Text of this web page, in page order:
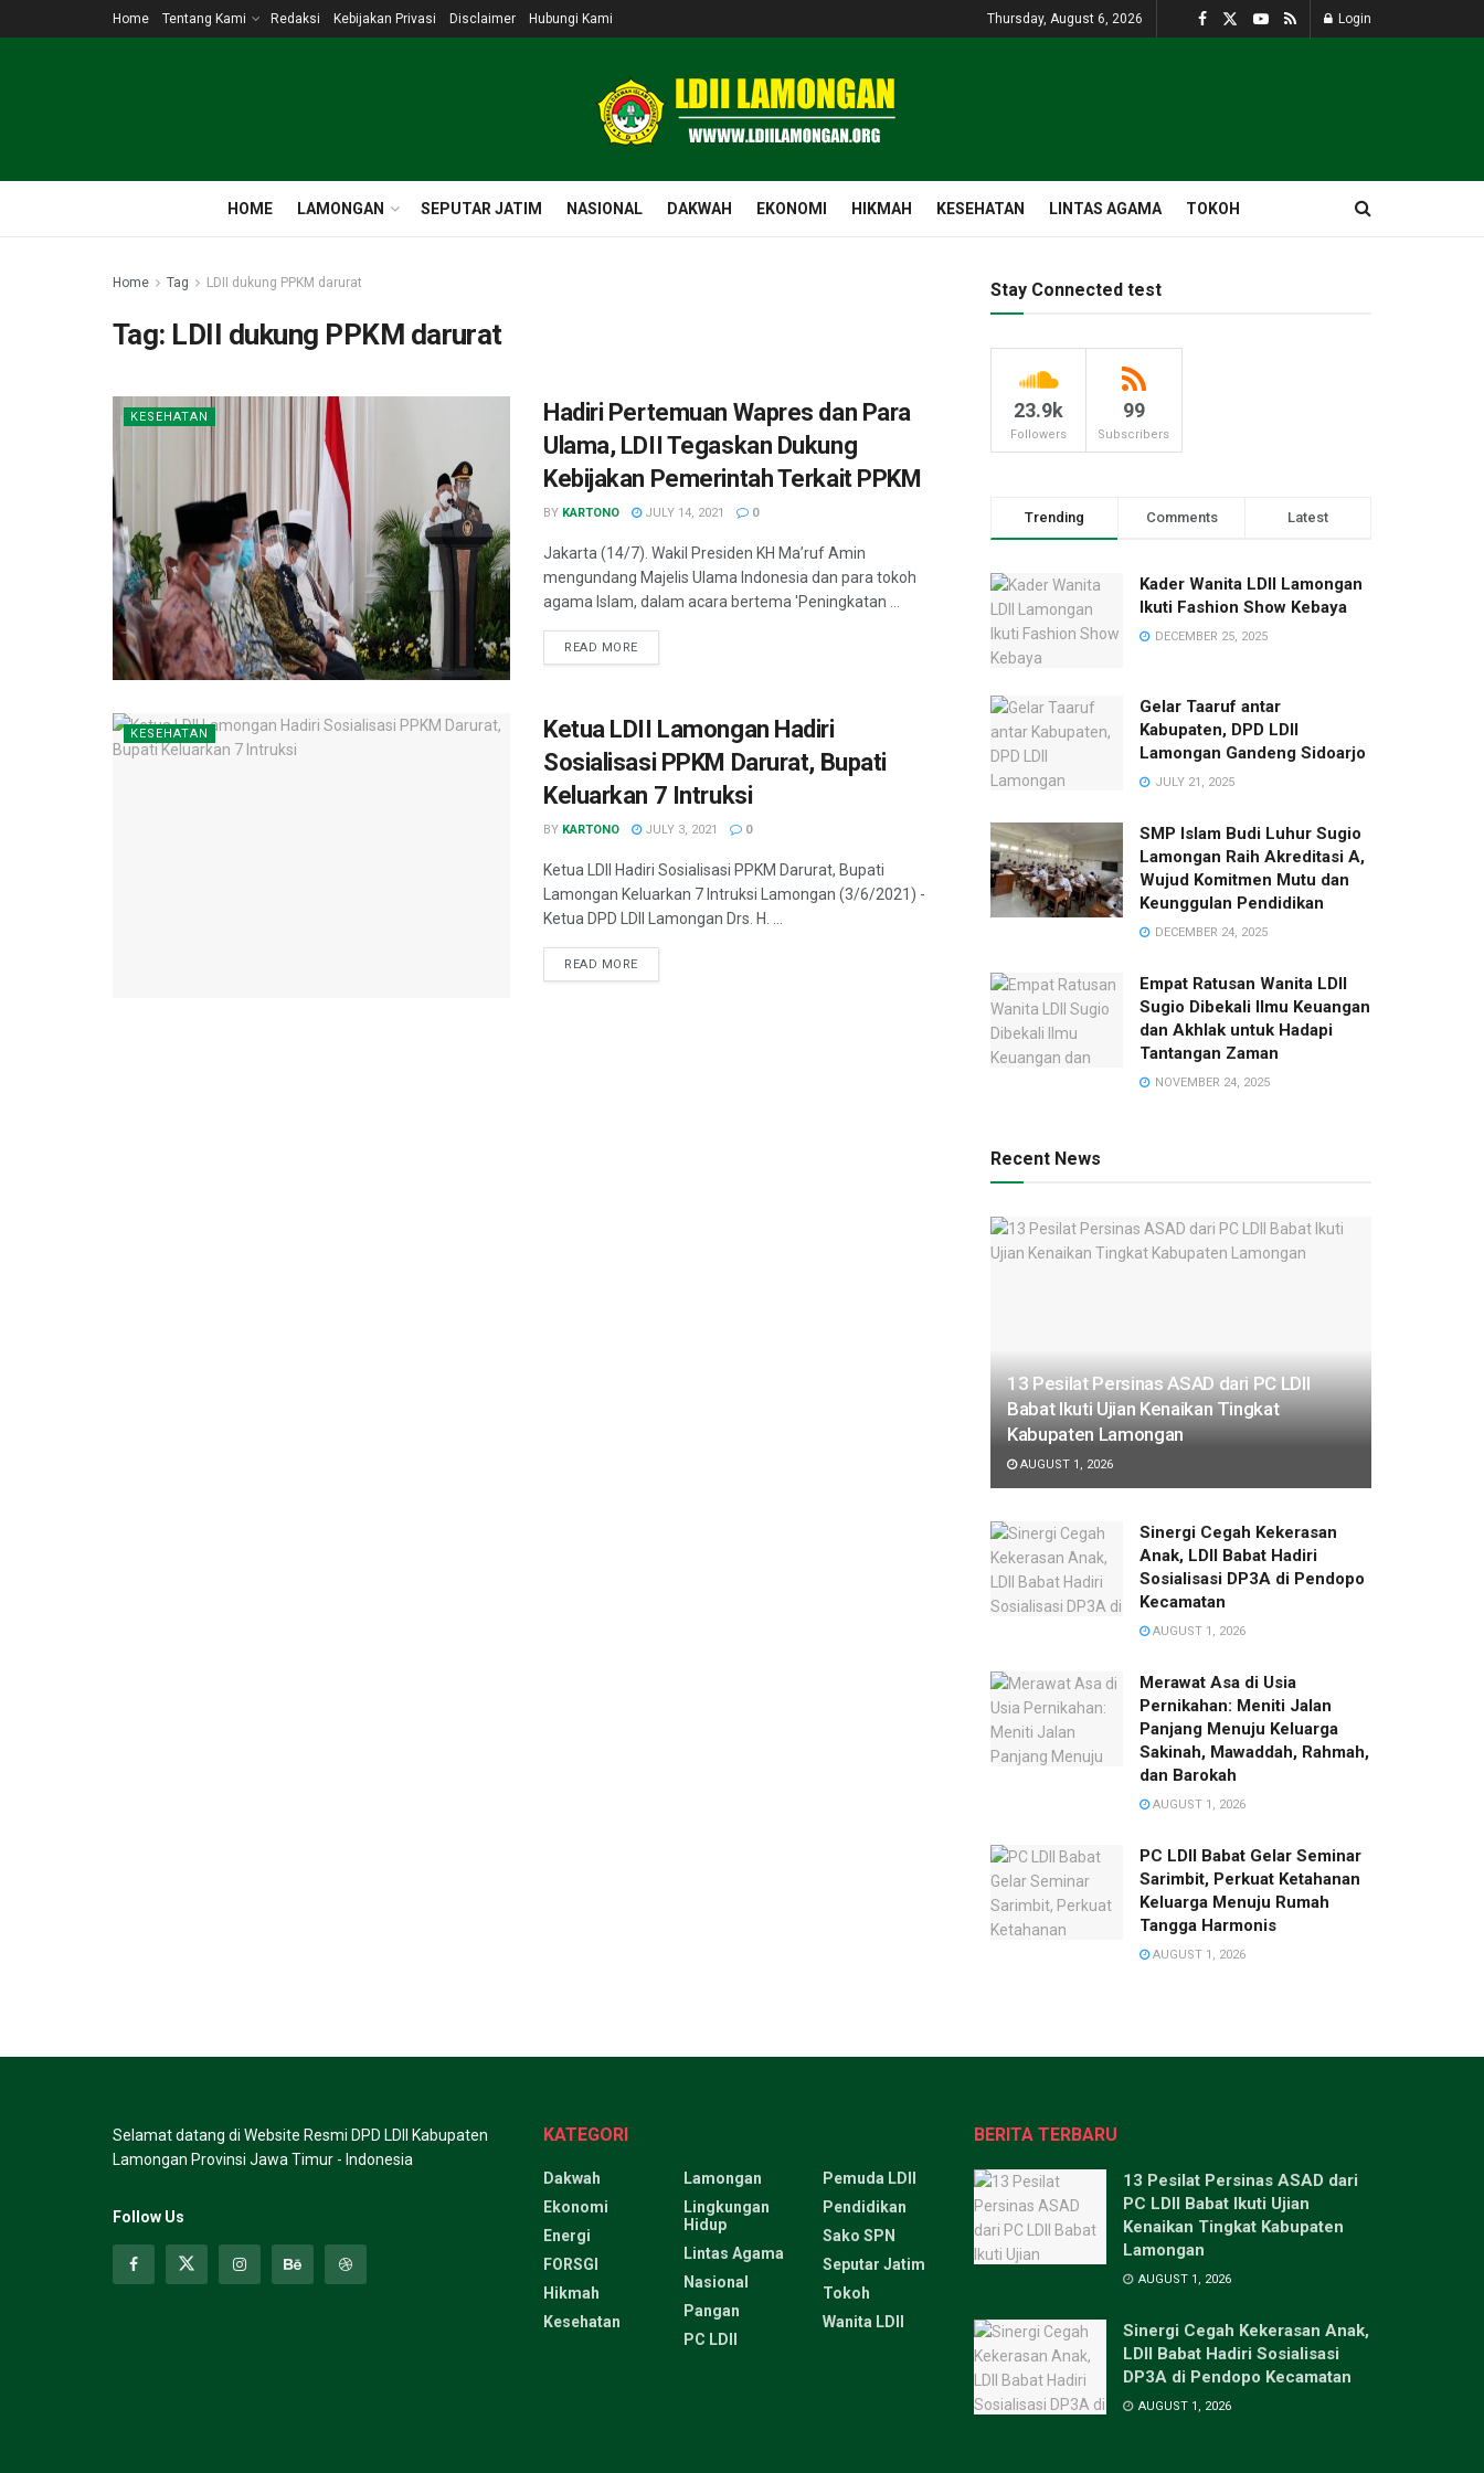
Home Tentang Kami Redaksi Kebijakan Privasi Disclaimer Hubungi Kami Thursday, August 6, 2026 Login
HOME LAMONGAN SEPUTAR JATIM NASIONAL DAKWAH EKONOMI HIKMAH KESEHATAN LINTAS AGAMA TOKOH
Home Tag LDII dukung PPKM darurat
Tag: LDII dukung PPKM darurat
KESEHATAN
Hadiri Pertemuan Wapres dan Para
Ulama, LDII Tegaskan Dukung
Kebijakan Pemerintah Terkait PPKM
BY KARTONO JULY 14, 2021 0
Jakarta (14/7). Wakil Presiden KH Ma’ruf Amin
mengundang Majelis Ulama Indonesia dan para tokoh
agama Islam, dalam acara bertema 'Peningkatan ...
READ MORE
KESEHATAN
Ketua LDII Lamongan Hadiri
Sosialisasi PPKM Darurat, Bupati
Keluarkan 7 Intruksi
BY KARTONO JULY 3, 2021 0
Ketua LDII Hadiri Sosialisasi PPKM Darurat, Bupati
Lamongan Keluarkan 7 Intruksi Lamongan (3/6/2021) -
Ketua DPD LDII Lamongan Drs. H. ...
READ MORE
Stay Connected test
23.9k
Followers
99
Subscribers
Trending Comments Latest
Kader Wanita LDII Lamongan
Ikuti Fashion Show Kebaya
DECEMBER 25, 2025
Gelar Taaruf antar
Kabupaten, DPD LDII
Lamongan Gandeng Sidoarjo
JULY 21, 2025
SMP Islam Budi Luhur Sugio
Lamongan Raih Akreditasi A,
Wujud Komitmen Mutu dan
Keunggulan Pendidikan
DECEMBER 24, 2025
Empat Ratusan Wanita LDII
Sugio Dibekali Ilmu Keuangan
dan Akhlak untuk Hadapi
Tantangan Zaman
NOVEMBER 24, 2025
Recent News
13 Pesilat Persinas ASAD dari PC LDII
Babat Ikuti Ujian Kenaikan Tingkat
Kabupaten Lamongan
AUGUST 1, 2026
Sinergi Cegah Kekerasan
Anak, LDII Babat Hadiri
Sosialisasi DP3A di Pendopo
Kecamatan
AUGUST 1, 2026
Merawat Asa di Usia
Pernikahan: Meniti Jalan
Panjang Menuju Keluarga
Sakinah, Mawaddah, Rahmah,
dan Barokah
AUGUST 1, 2026
PC LDII Babat Gelar Seminar
Sarimbit, Perkuat Ketahanan
Keluarga Menuju Rumah
Tangga Harmonis
AUGUST 1, 2026
Selamat datang di Website Resmi DPD LDII Kabupaten
Lamongan Provinsi Jawa Timur - Indonesia
Follow Us
KATEGORI
Dakwah
Ekonomi
Energi
FORSGI
Hikmah
Kesehatan
Lamongan
Lingkungan
Hidup
Lintas Agama
Nasional
Pangan
PC LDII
Pemuda LDII
Pendidikan
Sako SPN
Seputar Jatim
Tokoh
Wanita LDII
BERITA TERBARU
13 Pesilat Persinas ASAD dari
PC LDII Babat Ikuti Ujian
Kenaikan Tingkat Kabupaten
Lamongan
AUGUST 1, 2026
Sinergi Cegah Kekerasan Anak,
LDII Babat Hadiri Sosialisasi
DP3A di Pendopo Kecamatan
AUGUST 1, 2026